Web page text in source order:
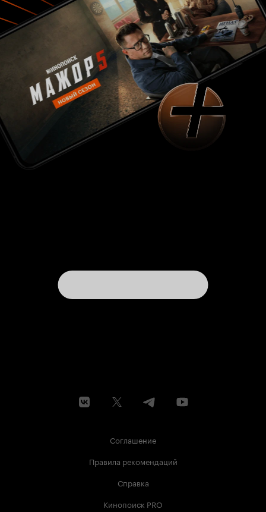
Соглашение
Правила рекомендаций
Справка
Кинопоиск PRO